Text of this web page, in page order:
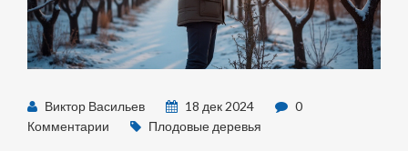
Виктор Васильев 18 дек 2024
0
Комментарии
Плодовые деревья